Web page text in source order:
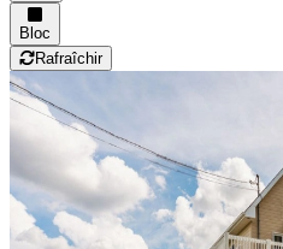
Bloc
Rafraîchir